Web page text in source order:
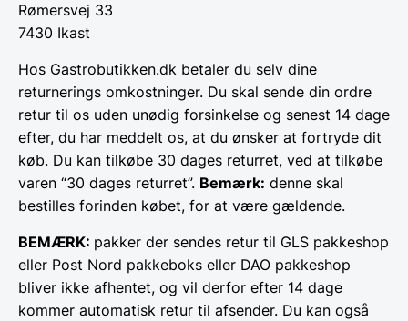
Rømersvej 33
7430 Ikast
Hos Gastrobutikken.dk betaler du selv dine
returnerings omkostninger. Du skal sende din ordre
retur til os uden unødig forsinkelse og senest 14 dage
efter, du har meddelt os, at du ønsker at fortryde dit
køb. Du kan tilkøbe 30 dages returret, ved at tilkøbe
varen “30 dages returret”. Bemærk: denne skal
bestilles forinden købet, for at være gældende.
BEMÆRK: pakker der sendes retur til GLS pakkeshop
eller Post Nord pakkeboks eller DAO pakkeshop
bliver ikke afhentet, og vil derfor efter 14 dage
kommer automatisk retur til afsender. Du kan også